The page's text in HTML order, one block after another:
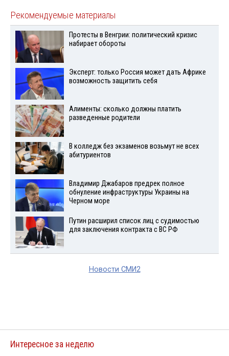
Рекомендуемые материалы
Протесты в Венгрии: политический кризис
набирает обороты
Эксперт: только Россия может дать Африке
возможность защитить себя
Алименты: сколько должны платить
разведенные родители
В колледж без экзаменов возьмут не всех
абитуриентов
Владимир Джабаров предрек полное
обнуление инфраструктуры Украины на
Черном море
Путин расширил список лиц с судимостью
для заключения контракта с ВС РФ
Новости СМИ2
Интересное за неделю